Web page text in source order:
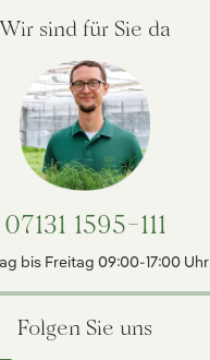
Wir sind für Sie da
07131 1595-111
bis Freitag 09:00-17:00 Uhr
Folgen Sie uns